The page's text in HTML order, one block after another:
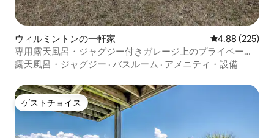
ウィルミントンの一軒家 レビュー225
4.88 (225)
専用露天風呂・ジャグジー付きガレージ上のプライベート
ロフト
露天風呂・ジャグジー · バスルーム · アメニティ・設備
ゲストチョイス
ゲストチョイス